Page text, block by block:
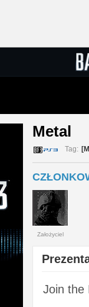
Metal
Tag:
Założyciel
Join the